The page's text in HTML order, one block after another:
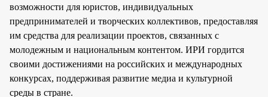
возможности для юристов, индивидуальных
предпринимателей и творческих коллективов, предоставляя
им средства для реализации проектов, связанных с
молодежным и национальным контентом. ИРИ гордится
своими достижениями на российских и международных
конкурсах, поддерживая развитие медиа и культурной
среды в стране.